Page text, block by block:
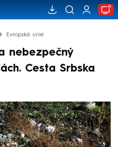
Evropská unie
nebezpečný
Cesta Srbska